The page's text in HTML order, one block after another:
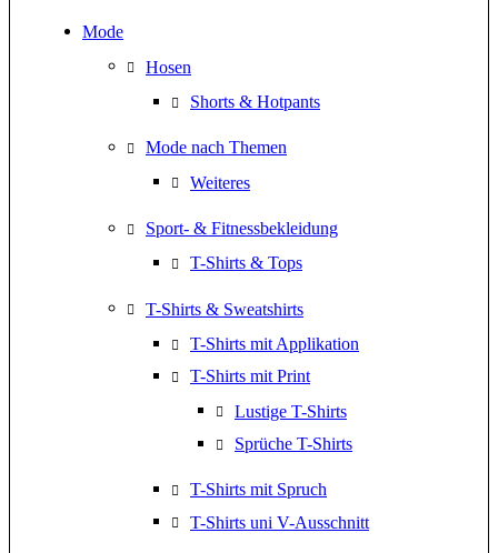
Mode
Hosen
Shorts & Hotpants
Mode nach Themen
Weiteres
Sport- & Fitnessbekleidung
T-Shirts & Tops
T-Shirts & Sweatshirts
T-Shirts mit Applikation
T-Shirts mit Print
Lustige T-Shirts
Sprüche T-Shirts
T-Shirts mit Spruch
T-Shirts uni V-Ausschnitt